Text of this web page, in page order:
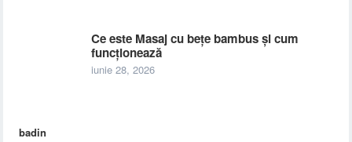
Ce este Masaj cu bețe bambus și cum
funcționează
iunie 28, 2026
badin